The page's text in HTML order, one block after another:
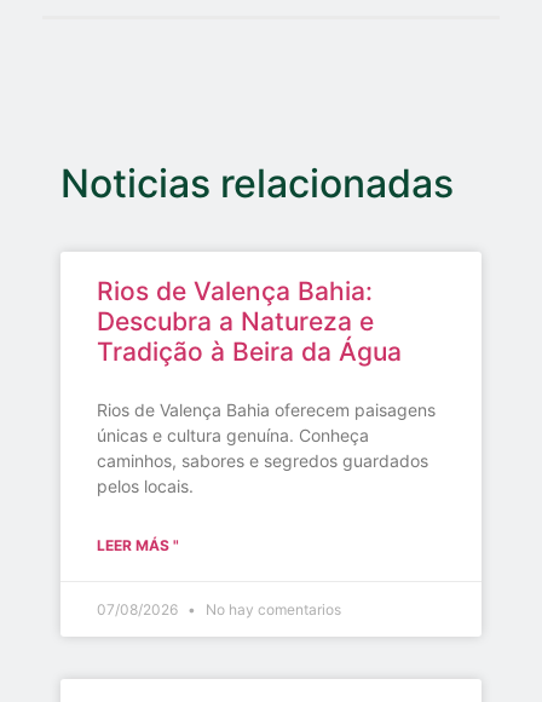
Noticias relacionadas
Rios de Valença Bahia:
Descubra a Natureza e
Tradição à Beira da Água
Rios de Valença Bahia oferecem paisagens
únicas e cultura genuína. Conheça
caminhos, sabores e segredos guardados
pelos locais.
LEER MÁS "
07/08/2026 No hay comentarios